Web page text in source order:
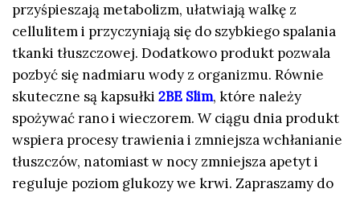
przyśpieszają metabolizm, ułatwiają walkę z
cellulitem i przyczyniają się do szybkiego spalania
tkanki tłuszczowej. Dodatkowo produkt pozwala
pozbyć się nadmiaru wody z organizmu. Równie
skuteczne są kapsułki 2BE Slim, które należy
spożywać rano i wieczorem. W ciągu dnia produkt
wspiera procesy trawienia i zmniejsza wchłanianie
tłuszczów, natomiast w nocy zmniejsza apetyt i
reguluje poziom glukozy we krwi. Zapraszamy do